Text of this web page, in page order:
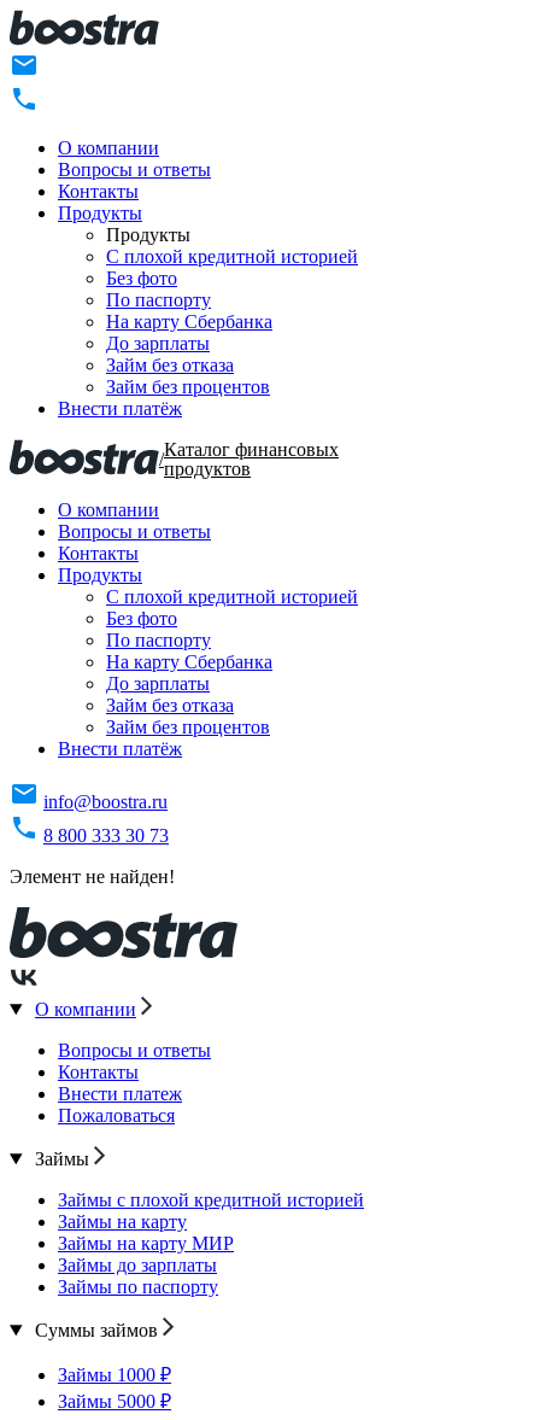
О компании
Вопросы и ответы
Контакты
Продукты
Продукты
C плохой кредитной историей
Без фото
По паспорту
На карту Сбербанка
До зарплаты
Займ без отказа
Займ без процентов
Внести платёж
/Каталог финансовых
продуктов
О компании
Вопросы и ответы
Контакты
Продукты
C плохой кредитной историей
Без фото
По паспорту
На карту Сбербанка
До зарплаты
Займ без отказа
Займ без процентов
Внести платёж
info@boostra.ru
8 800 333 30 73
Элемент не найден!
О компании
Вопросы и ответы
Контакты
Внести платеж
Пожаловаться
Займы
Займы с плохой кредитной историей
Займы на карту
Займы на карту МИР
Займы до зарплаты
Займы по паспорту
Суммы займов
Займы 1000 ₽
Займы 5000 ₽